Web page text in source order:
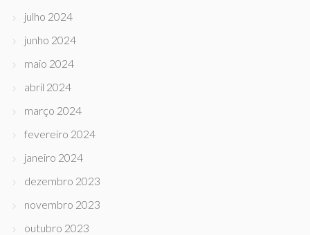
julho 2024
junho 2024
maio 2024
abril 2024
março 2024
fevereiro 2024
janeiro 2024
dezembro 2023
novembro 2023
outubro 2023